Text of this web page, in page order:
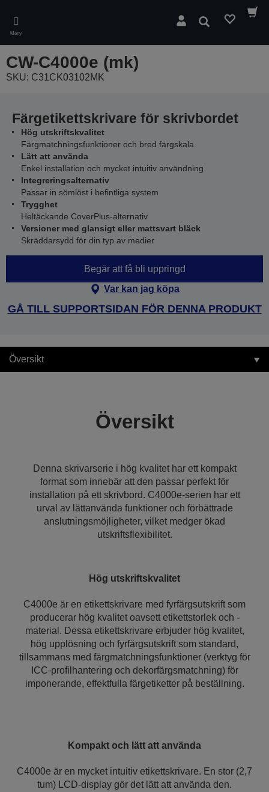
main
content
Meny
Sök
CW-C4000e (mk)
SKU: C31CK03102MK
Färgetikettskrivare för skrivbordet
Hög utskriftskvalitet
Färgmatchningsfunktioner och bred färgskala
Lätt att använda
Enkel installation och mycket intuitiv användning
Integreringsalternativ
Passar in sömlöst i befintliga system
Trygghet
Heltäckande CoverPlus-alternativ
Versioner med glansigt eller mattsvart bläck
Skräddarsydd för din typ av medier
Begär att få bli uppringd
Var kan jag köpa
GÅ TILL SUPPORTSIDAN FÖR DENNA PRODUKT
Översikt
Översikt
Denna skrivarserie i hög kvalitet har ett kompakt
format som innebär att den passar perfekt för
installation på ett skrivbord. C4000e-serien har ett
urval av lättanvända funktioner och förbättrade
anslutningsmöjligheter, vilket medger ökad
utskriftsflexibilitet.
Hög utskriftskvalitet
C4000e är en etikettskrivare med fyrfärgsutskrift som
producerar hög kvalitet oavsett etikettstorlek och -
material. Dessa etikettskrivare erbjuder hög kvalitet,
hög upplösning och fyrfärgsutskrift som standard,
tillsammans med färgmatchningsfunktioner (verktyg för
ICC-profilhantering och dekorfärgsmatchning) för
imponerande, effektfulla färgetiketter på beställning.
Kompakt och lätt att använda
C4000e är en mycket intuitiv etikettskrivare. En stor (2,7
tum) LCD-display gör det lätt att använda den.